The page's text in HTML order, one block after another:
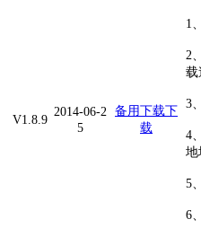
V1.8.9
2014-06-2
5
备用下载下
载
1
2
载
3
4
地
5
6